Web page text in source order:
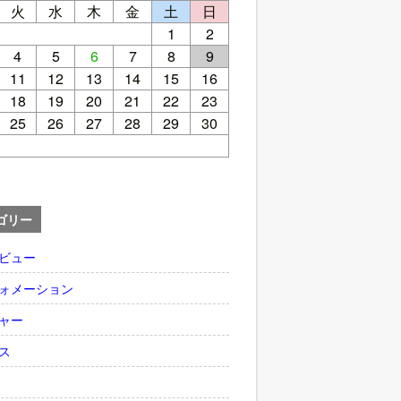
火 水 木 金 土
日
1
2
4
5 6 7 8
9
11
12 13 14 15
16
18
19 20 21 22
23
25
26 27 28 29 30
リー
ュー
メーション
ー